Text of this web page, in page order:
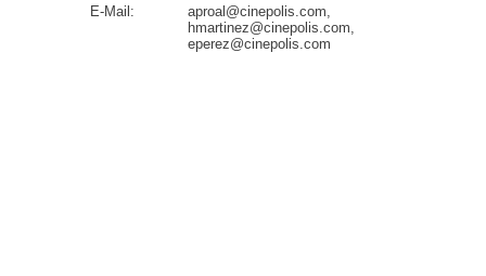
E-Mail:
aproal@cinepolis.com,
hmartinez@cinepolis.com,
eperez@cinepolis.com